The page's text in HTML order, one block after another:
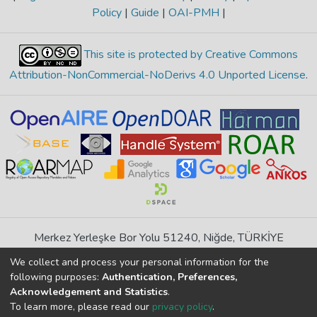
Policy | Guide | OAI-PMH |
This site is protected by Creative Commons
Attribution-NonCommercial-NoDerivs 4.0 Unported License.
Merkez Yerleşke Bor Yolu 51240, Niğde, TÜRKİYE
If you find any errors in content please report us
DSpace 7.6.1, Powered by
We collect and process your personal information for the
following purposes: Authentication, Preferences,
Acknowledgement and Statistics.
To learn more, please read our privacy policy.